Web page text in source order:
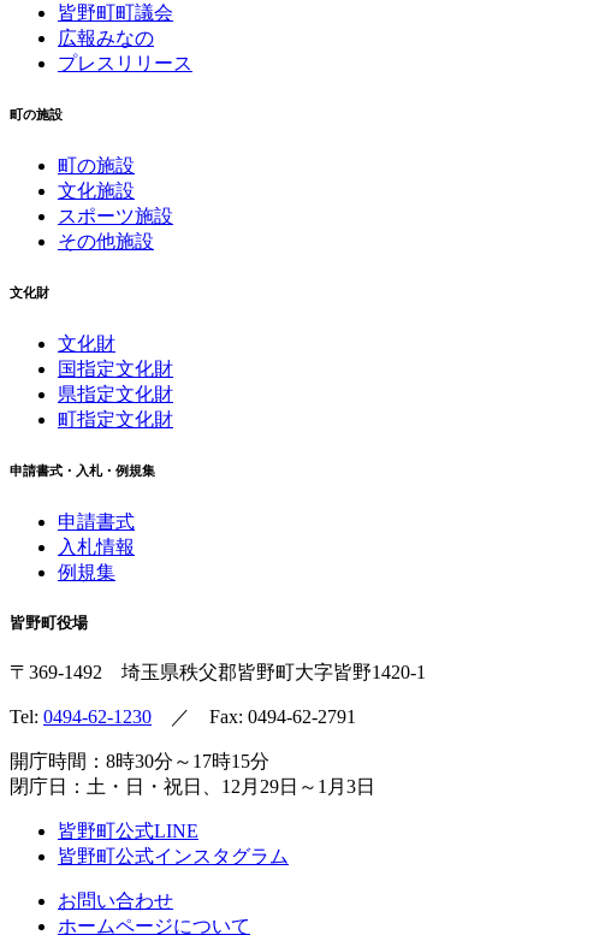
皆野町町議会
広報みなの
プレスリリース
町の施設
町の施設
文化施設
スポーツ施設
その他施設
文化財
文化財
国指定文化財
県指定文化財
町指定文化財
申請書式・入札・例規集
申請書式
入札情報
例規集
皆野町役場
〒369-1492 埼玉県秩父郡皆野町 大字皆野1420-1
Tel: 0494-62-1230 ／ Fax: 0494-62-2791
開庁時間：8時30分～17時15分
閉庁日：土・日・祝日、12月29日～1月3日
皆野町公式LINE
皆野町公式インスタグラム
お問い合わせ
ホームページについて